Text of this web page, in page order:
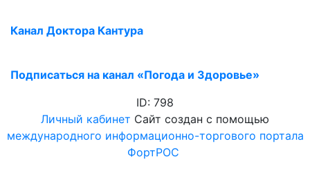
Канал Доктора Кантура
Подписаться на канал «Погода и Здоровье»
ID: 798
Личный кабинет Сайт создан с помощью
международного информационно-торгового портала
ФортРОС